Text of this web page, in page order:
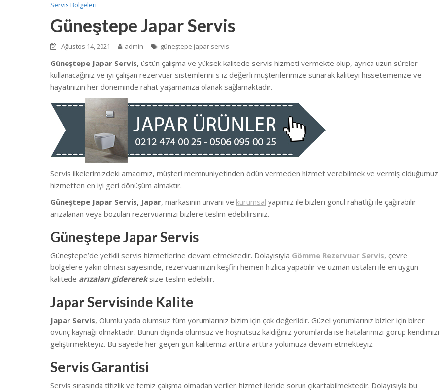
Servis Bölgeleri
Güneştepe Japar Servis
Ağustos 14, 2021 admin güneştepe japar servis
Güneştepe Japar Servis, üstün çalışma ve yüksek kalitede servis hizmeti vermekte olup, ayrıca uzun süreler
kullanacağınız ve iyi çalışan rezervuar sistemlerini s iz değerli müşterilerimize sunarak kaliteyi hissetemenize ve
hayatınızın her döneminde rahat yaşamanıza olanak sağlamaktadır.
Servis ilkelerimizdeki amacımız, müşteri memnuniyetinden ödün vermeden hizmet verebilmek ve vermiş olduğumuz
hizmetten en iyi geri dönüşüm almaktır.
Güneştepe Japar Servis, Japar, markasının ünvanı ve kurumsal yapımız ile bizleri gönül rahatlığı ile çağırabilir
arızalanan veya bozulan rezervuarınızı bizlere teslim edebilirsiniz.
Güneştepe Japar Servis
Güneştepe’de yetkili servis hizmetlerine devam etmektedir. Dolayısıyla Gömme Rezervuar Servis, çevre
bölgelere yakın olması sayesinde, rezervuarınızın keşfini hemen hızlıca yapabilir ve uzman ustaları ile en uygun
kalitede arızaları giderereksize teslim edebilir.
Japar Servisinde Kalite
Japar Servis, Olumlu yada olumsuz tüm yorumlarınız bizim için çok değerlidir. Güzel yorumlarınız bizler için birer
övünç kaynağı olmaktadır. Bunun dışında olumsuz ve hoşnutsuz kaldığınız yorumlarda ise hatalarımızı görüp kendimizi
geliştirmekteyiz. Bu sayede her geçen gün kalitemizi arttıra arttıra yolumuza devam etmekteyiz.
Servis Garantisi
Servis sırasında titizlik ve temiz çalışma olmadan verilen hizmet ileride sorun çıkartabilmektedir. Dolayısıyla bu